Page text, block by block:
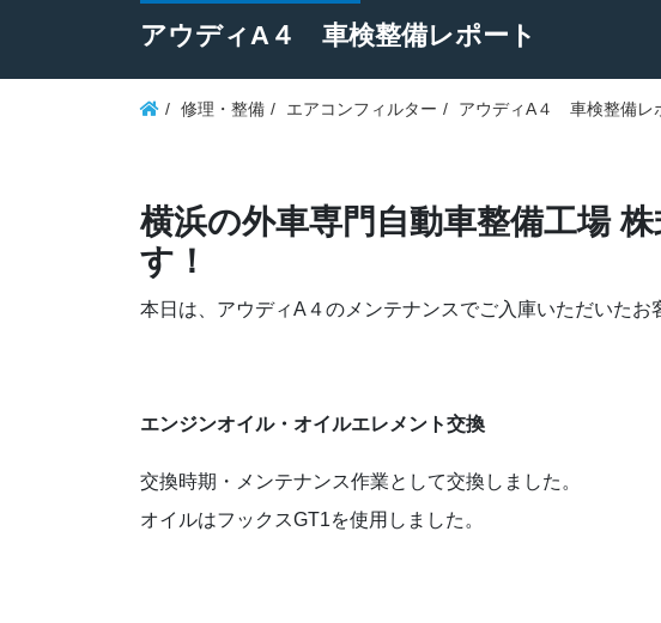
アウディA４ 車検整備レポート
修理・整備 エアコンフィルター アウディA４ 車検整備レ
横浜の外車専門自動車整備工場
す！
本日は、アウディA４のメンテナンスでご入庫いただいたお
エンジンオイル・オイルエレメント交換
交換時期・メンテナンス作業として交換しました。
オイルはフックスGT1を使用しました。